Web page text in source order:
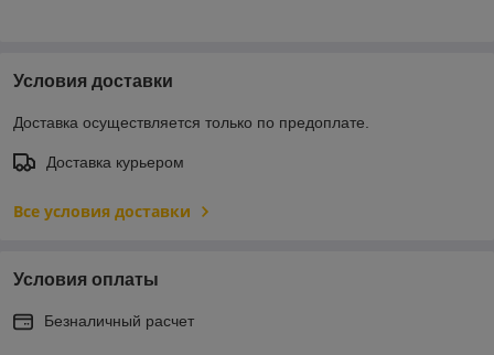
Условия доставки
Доставка осуществляется только по предоплате.
Доставка курьером
Все условия доставки
Условия оплаты
Безналичный расчет